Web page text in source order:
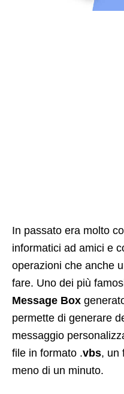
In passato era molto
informatici ad amici e
operazioni che anche
fare. Uno dei più
Message Box
permette di generare
messaggio
file in formato .vbs, un
meno di un minuto.